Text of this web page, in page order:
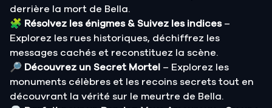
derrière la mort de Bella.
🧩 Résolvez les énigmes & Suivez les indices–
Explorez les rues historiques, déchiffrez les
messages cachés et reconstituez la scène.
🔎 Découvrez un Secret Mortel – Explorez les
monuments célèbres et les recoins secrets tout en
découvrant la vérité sur le meurtre de Bella.